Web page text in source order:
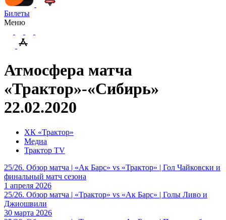
Билеты
Меню
Атмосфера матча
«Трактор»-«Сибирь»
22.02.2020
ХК «Трактор»
Медиа
Трактор TV
25/26. Обзор матча | «Ак Барс» vs «Трактор» | Гол Чайковски и
финальный матч сезона
1 апреля 2026
25/26. Обзор матча | «Трактор» vs «Ак Барс» | Голы Ливо и
Джиошвили
30 марта 2026